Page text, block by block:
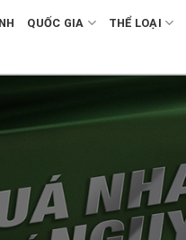
QUỐC GIA THỂ LOẠI